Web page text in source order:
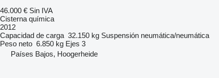
46.000 € Sin IVA
Cisterna química
2012
Capacidad de carga 32.150 kg Suspensión neumática/neumática
Peso neto 6.850 kg Ejes 3
Países Bajos, Hoogerheide